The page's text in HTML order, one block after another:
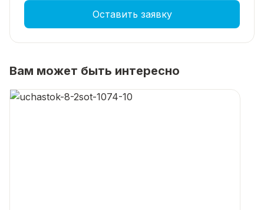
Оставить заявку
Вам может быть интересно